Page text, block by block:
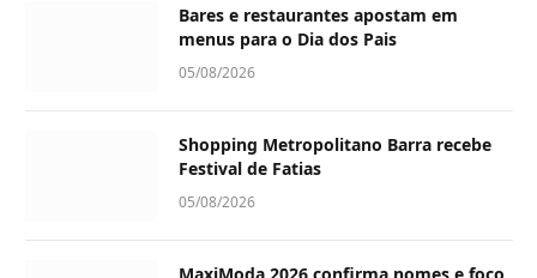
Bares e restaurantes apostam em
menus para o Dia dos Pais
05/08/2026
Shopping Metropolitano Barra recebe
Festival de Fatias
05/08/2026